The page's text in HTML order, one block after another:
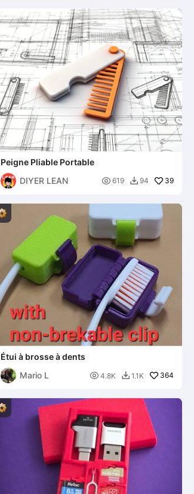
Peigne Pliable Portable
DIYER LEAN
 619  94 39
Étui à brosse à dents
Mario L
 4.8K  1.1K 364